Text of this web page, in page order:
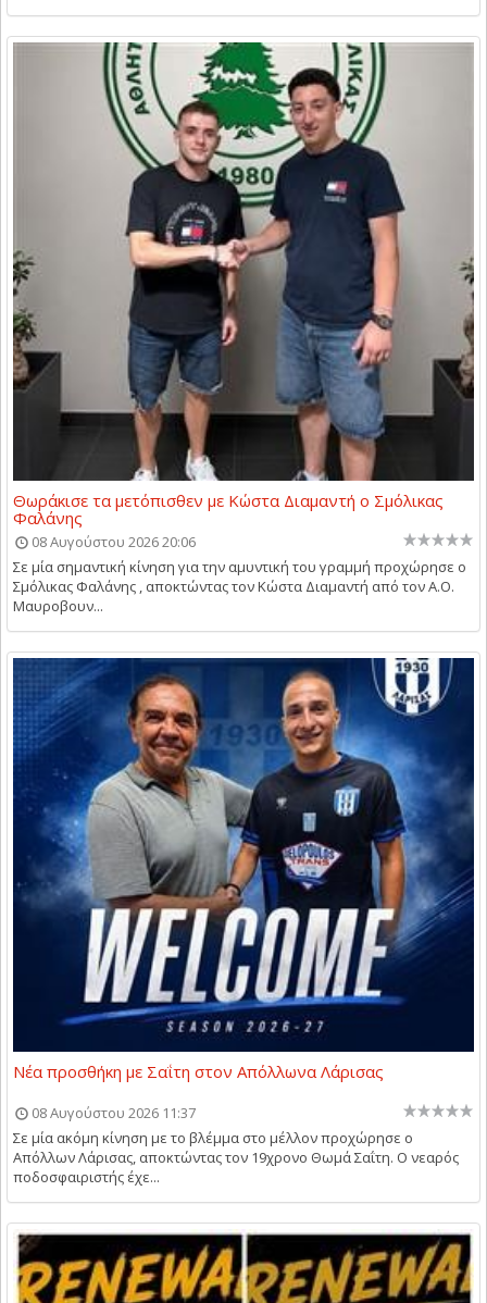
Θωράκισε τα μετόπισθεν με Κώστα Διαμαντή ο Σμόλικας
Φαλάνης
08 Αυγούστου 2026 20:06
Σε μία σημαντική κίνηση για την αμυντική του γραμμή προχώρησε ο
Σμόλικας Φαλάνης , αποκτώντας τον Κώστα Διαμαντή από τον Α.Ο.
Μαυροβουν...
Νέα προσθήκη με Σαΐτη στον Απόλλωνα Λάρισας
08 Αυγούστου 2026 11:37
Σε μία ακόμη κίνηση με το βλέμμα στο μέλλον προχώρησε ο
Απόλλων Λάρισας, αποκτώντας τον 19χρονο Θωμά Σαΐτη. Ο νεαρός
ποδοσφαιριστής έχε...